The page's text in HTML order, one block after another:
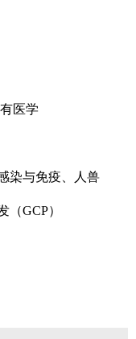
医学
染与免疫、人兽
GCP）